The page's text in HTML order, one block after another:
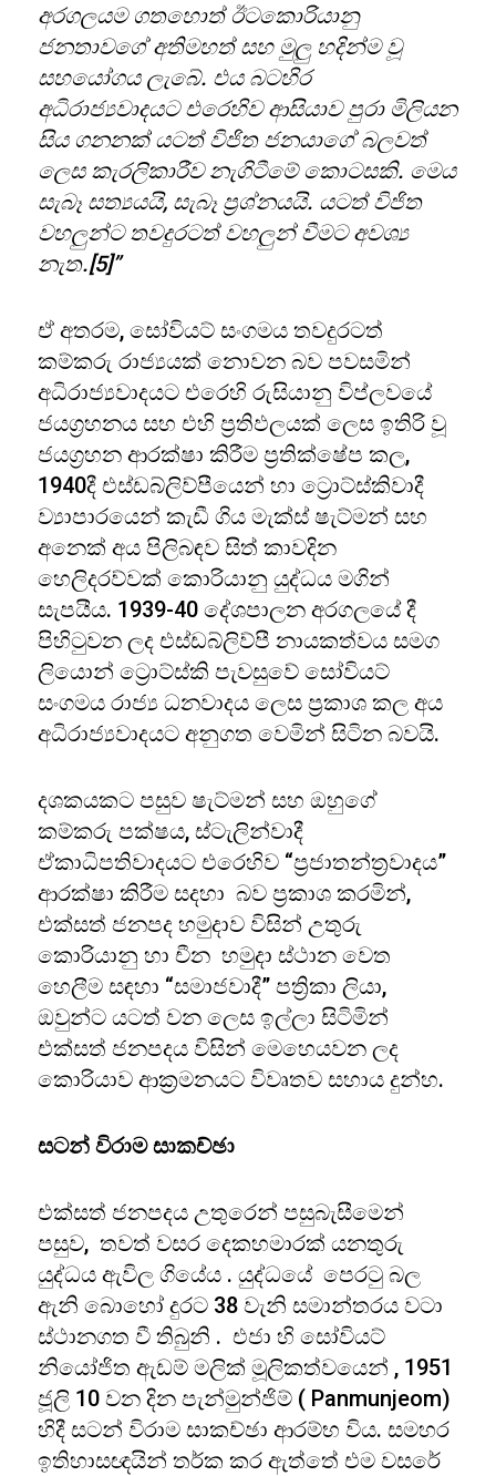
අරගලයම ගතහොත් ඊටකොරියානු
ජනතාවගේ අතිමහත් සහ මුලු හදින්ම වූ
සහයෝගය ලැබේ. එය බටහිර
අධිරාජ්‍යවාදයට එරෙහිව ආසියාව පුරා මිලියන
සිය ගනනක් යටත් විජිත ජනයාගේ බලවත්
ලෙස කැරලිකාරීව නැගිටීමේ කොටසකි. මෙය
සැබෑ සත්‍යයයි, සැබෑ ප්‍රශ්නයයි. යටත් විජිත
වහලුන්ට තවදුරටත් වහලුන් වීමට අවශ්‍ය
නැත.[5]”
ඒ අතරම, සෝවියට් සංගමය තවදුරටත්
කම්කරු රාජ්‍යයක් නොවන බව පවසමින්
අධිරාජ්‍යවාදයට එරෙහි රුසියානු විප්ලවයේ
ජයග්‍රහනය සහ එහි ප්‍රතිඵලයක් ලෙස ඉතිරි වූ
ජයග්‍රහන ආරක්ෂා කිරීම ප්‍රතික්ෂේප කල,
1940දී එස්ඩබ්ලිව්පීයෙන් හා ට්‍රොට්ස්කිවාදී
ව්‍යාපාරයෙන් කැඩී ගිය මැක්ස් ෂැට්මන් සහ
අනෙක් අය පිලිබඳව සිත් කාවදින
හෙලිදරව්වක් කොරියානු යුද්ධය මගින්
සැපයීය. 1939-40 දේශපාලන අරගලයේ දී
පිහිටුවන ලද එස්ඩබ්ලිව්පී නායකත්වය සමග
ලියොන් ට්‍රොට්ස්කි පැවසුවේ සෝවියට්
සංගමය රාජ්‍ය ධනවාදය ලෙස ප්‍රකාශ කල අය
අධිරාජ්‍යවාදයට අනුගත වෙමින් සිටින බවයි.
දශකයකට පසුව ෂැට්මන් සහ ඔහුගේ
කම්කරු පක්ෂය, ස්ටැලින්වාදී
ඒකාධිපතිවාදයට එරෙහිව “ප්‍රජාතන්ත්‍රවාදය”
ආරක්ෂා කිරීම සදහා බව ප්‍රකාශ කරමින්,
එක්සත් ජනපද හමුදාව විසින් උතුරු
කොරියානු හා චීන හමුදා ස්ථාන වෙත
හෙලීම සඳහා “සමාජවාදී” පත්‍රිකා ලියා,
ඔවුන්ට යටත් වන ලෙස ඉල්ලා සිටිමින්
එක්සත් ජනපදය විසින් මෙහෙයවන ලද
කොරියාව ආක්‍රමනයට විවෘතව සහාය දුන්හ.
සටන් විරාම සාකච්ඡා
එක්සත් ජනපදය උතුරෙන් පසුබැසීමෙන්
පසුව, තවත් වසර දෙකහමාරක් යනතුරු
යුද්ධය ඇවිල ගියේය . යුද්ධයේ පෙරටු බල
ඇනි බොහෝ දුරට 38 වැනි සමාන්තරය වටා
ස්ථානගත වී තිබුනි . එජා හි සෝවියට්
නියෝජිත ඇඩම් මලික් මූලිකත්වයෙන් , 1951
ජූලි 10 වන දින පැන්මුන්ජිම් ( Panmunjeom)
හිදී සටන් විරාම සාකච්ඡා ආරම්භ විය. සමහර
ඉතිහාසඥයින් තර්ක කර ඇත්තේ එම වසරේ